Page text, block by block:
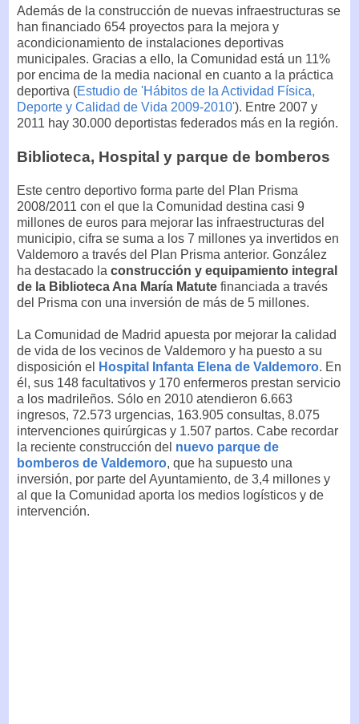
Además de la construcción de nuevas infraestructuras se
han financiado 654 proyectos para la mejora y
acondicionamiento de instalaciones deportivas
municipales. Gracias a ello, la Comunidad está un 11%
por encima de la media nacional en cuanto a la práctica
deportiva (Estudio de 'Hábitos de la Actividad Física,
Deporte y Calidad de Vida 2009-2010'). Entre 2007 y
2011 hay 30.000 deportistas federados más en la región.
Biblioteca, Hospital y parque de bomberos
Este centro deportivo forma parte del Plan Prisma
2008/2011 con el que la Comunidad destina casi 9
millones de euros para mejorar las infraestructuras del
municipio, cifra se suma a los 7 millones ya invertidos en
Valdemoro a través del Plan Prisma anterior. González
ha destacado la construcción y equipamiento integral
de la Biblioteca Ana María Matute financiada a través
del Prisma con una inversión de más de 5 millones.
La Comunidad de Madrid apuesta por mejorar la calidad
de vida de los vecinos de Valdemoro y ha puesto a su
disposición el
Hospital Infanta Elena de Valdemoro. En
él, sus 148 facultativos y 170 enfermeros prestan servicio
a los madrileños. Sólo en 2010 atendieron 6.663
ingresos, 72.573 urgencias, 163.905 consultas, 8.075
intervenciones quirúrgicas y 1.507 partos. Cabe recordar
la reciente construcción del nuevo parque de
bomberos de Valdemoro, que ha supuesto una
inversión, por parte del Ayuntamiento, de 3,4 millones y
al que la Comunidad aporta los medios logísticos y de
intervención.